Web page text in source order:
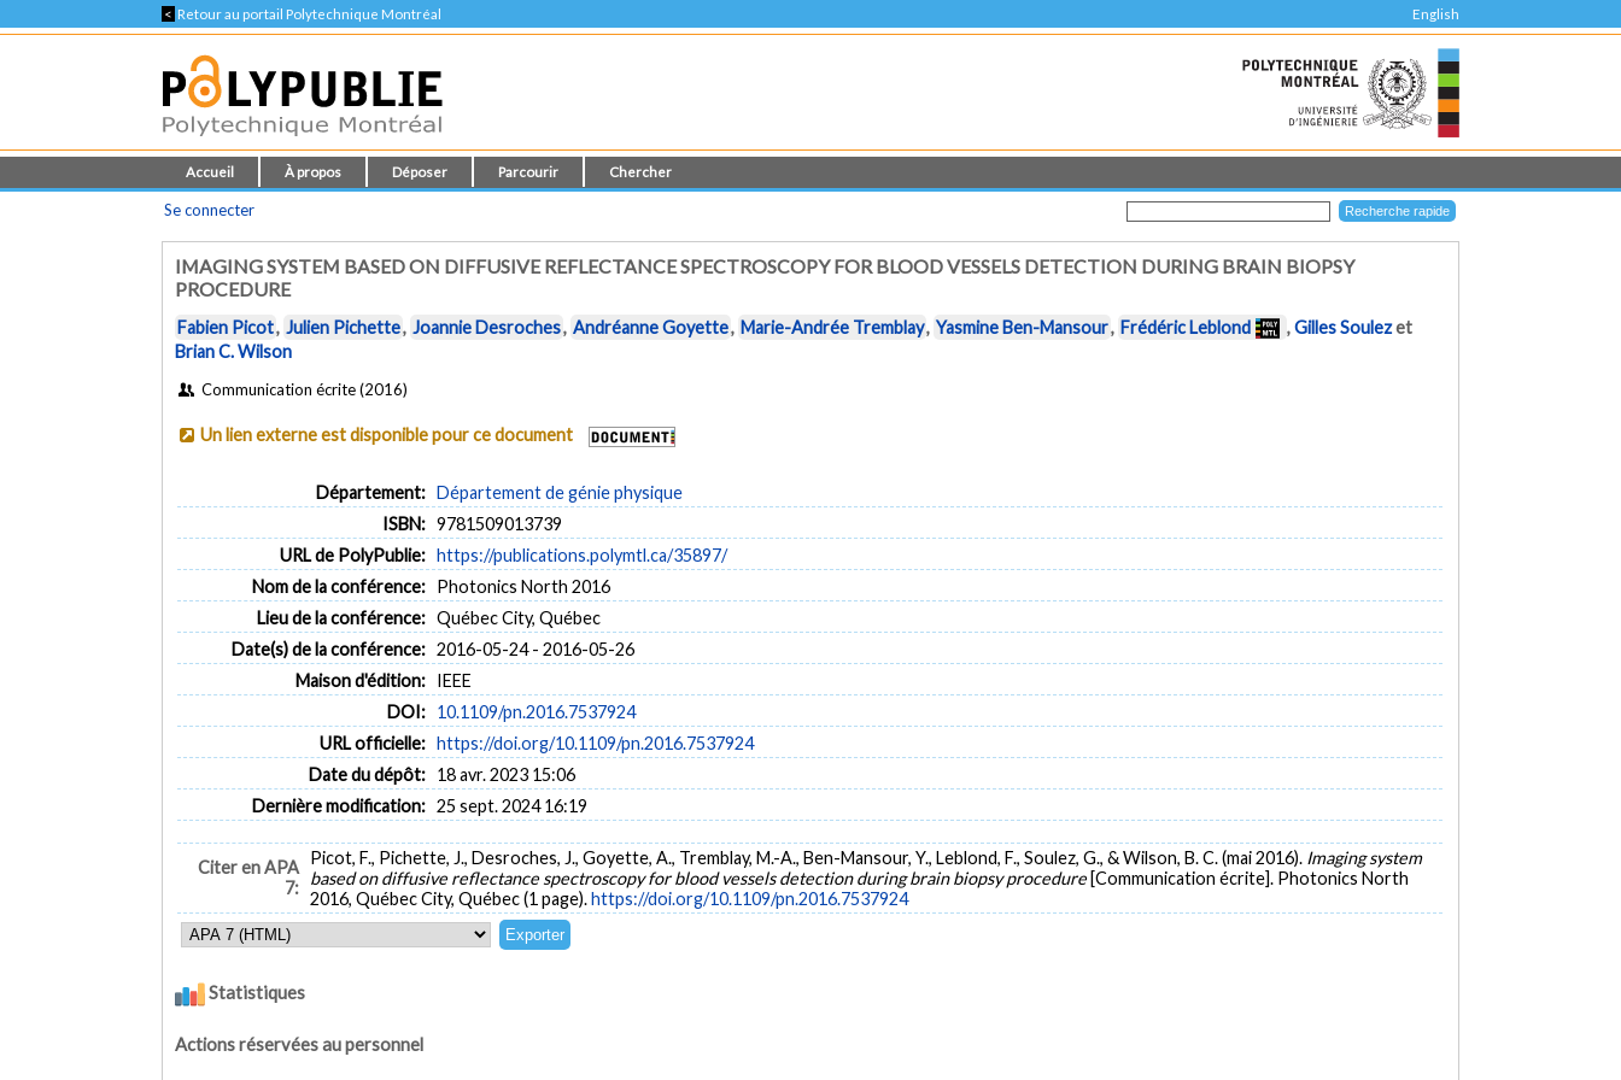
< Retour au portail Polytechnique Montréal English
Accueil À propos Déposer Parcourir Chercher
Se connecter
IMAGING SYSTEM BASED ON DIFFUSIVE REFLECTANCE SPECTROSCOPY FOR BLOOD VESSELS DETECTION DURING BRAIN BIOPSY
PROCEDURE
Fabien Picot, Julien Pichette, Joannie Desroches, Andréanne Goyette, Marie-Andrée Tremblay, Yasmine Ben-Mansour, Frédéric Leblond ,Gilles Soulezet
Brian C. Wilson
Communication écrite (2016)
Un lien externe est disponible pour ce document
Département: Département de génie physique
ISBN: 9781509013739
URL de PolyPublie: https://publications.polymtl.ca/35897/
Nom de la conférence: Photonics North 2016
Lieu de la conférence: Québec City, Québec
Date(s) de la conférence: 2016-05-24 - 2016-05-26
Maison d'édition: IEEE
DOI: 10.1109/pn.2016.7537924
URL officielle: https://doi.org/10.1109/pn.2016.7537924
Date du dépôt: 18 avr. 2023 15:06
Dernière modification: 25 sept. 2024 16:19
Citer en APA
7:
Picot, F., Pichette, J., Desroches, J., Goyette, A., Tremblay, M.-A., Ben-Mansour, Y., Leblond, F., Soulez, G., & Wilson, B. C. (mai 2016). Imaging system
based on diffusive reflectance spectroscopy for blood vessels detection during brain biopsy procedure [Communication écrite]. Photonics North
2016, Québec City, Québec (1 page).https://doi.org/10.1109/pn.2016.7537924
Statistiques
Actions réservées au personnel